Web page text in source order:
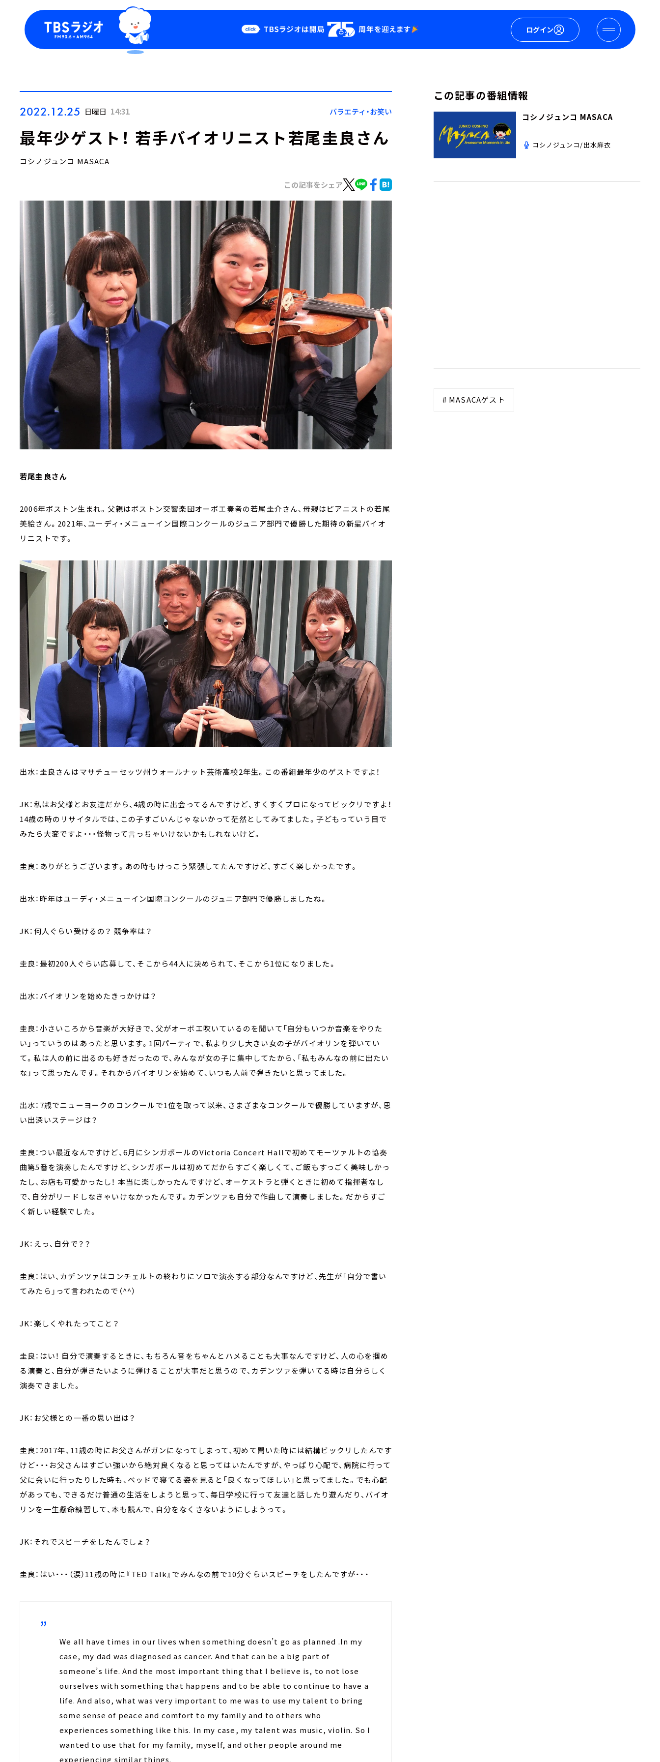
ログイン
Podcast
YouTube
会社情報
2022.12.25 日曜日 14:31 バラエティ・お笑い
最年少ゲスト！ 若手バイオリニスト若尾圭良さん
コシノジュンコ MASACA
この記事をシェア
若尾圭良さん
2006年ボストン生まれ。父親はボストン交響楽団オーボエ奏者の若尾圭介さん、母親はピアニストの若尾
美絵さん。2021年、ユーディ・メニューイン国際コンクールのジュニア部門で優勝した期待の新星バイオ
リニストです。
出水：圭良さんはマサチューセッツ州ウォールナット芸術高校2年生。この番組最年少のゲストですよ！
JK：私はお父様とお友達だから、4歳の時に出会ってるんですけど、すくすくプロになってビックリですよ！
14歳の時のリサイタルでは、この子すごいんじゃないかって茫然としてみてました。子どもっていう目で
みたら大変ですよ・・・怪物って言っちゃいけないかもしれないけど。
圭良：ありがとうございます。あの時もけっこう緊張してたんですけど、すごく楽しかったです。
出水：昨年はユーディ・メニューイン国際コンクールのジュニア部門で優勝しましたね。
JK：何人ぐらい受けるの？ 競争率は？
圭良：最初200人ぐらい応募して、そこから44人に決められて、そこから1位になりました。
出水：バイオリンを始めたきっかけは？
圭良：小さいころから音楽が大好きで、父がオーボエ吹いているのを聞いて「自分もいつか音楽をやりた
い」っていうのはあったと思います。1回パーティで、私より少し大きい女の子がバイオリンを弾いてい
て。私は人の前に出るのも好きだったので、みんなが女の子に集中してたから、「私もみんなの前に出たい
な」って思ったんです。それからバイオリンを始めて、いつも人前で弾きたいと思ってました。
出水：7歳でニューヨークのコンクールで1位を取って以来、さまざまなコンクールで優勝していますが、思
い出深いステージは？
圭良：つい最近なんですけど、6月にシンガポールのVictoria Concert Hallで初めてモーツァルトの協奏
曲第5番を演奏したんですけど、シンガポールは初めてだからすごく楽しくて、ご飯もすっごく美味しかっ
たし、お店も可愛かったし！ 本当に楽しかったんですけど、オーケストラと弾くときに初めて指揮者なし
で、自分がリードしなきゃいけなかったんです。カデンツァも自分で作曲して演奏しました。だからすご
く新しい経験でした。
JK：えっ、自分で？？
圭良：はい、カデンツァはコンチェルトの終わりにソロで演奏する部分なんですけど、先生が「自分で書い
てみたら」って言われたので（^^）
JK：楽しくやれたってこと？
圭良：はい！ 自分で演奏するときに、もちろん音をちゃんとハメることも大事なんですけど、人の心を掴め
る演奏と、自分が弾きたいように弾けることが大事だと思うので、カデンツァを弾いてる時は自分らしく
演奏できました。
JK：お父様との一番の思い出は？
圭良：2017年、11歳の時にお父さんがガンになってしまって、初めて聞いた時には結構ビックリしたんです
けど・・・お父さんはすごい強いから絶対良くなると思ってはいたんですが、やっぱり心配で、病院に行って
父に会いに行ったりした時も、ベッドで寝てる姿を見ると「良くなってほしい」と思ってました。でも心配
があっても、できるだけ普通の生活をしようと思って、毎日学校に行って友達と話したり遊んだり、バイオ
リンを一生懸命練習して、本も読んで、自分をなくさないようにしようって。
JK：それでスピーチをしたんでしょ？
圭良：はい・・・（涙）11歳の時に『TED Talk』でみんなの前で10分ぐらいスピーチをしたんですが・・・
We all have times in our lives when something doesn’t go as planned .In my
case, my dad was diagnosed as cancer. And that can be a big part of
someone’s life. And the most important thing that I believe is, to not lose
ourselves with something that happens and to be able to continue to have a
life. And also, what was very important to me was to use my talent to bring
some sense of peace and comfort to my family and to others who
experiences something like this. In my case, my talent was music, violin. So I
wanted to use that for my family, myself, and other people around me
experiencing similar things.
この記事の番組情報
コシノジュンコ MASACA
コシノジュンコ/出水麻衣
# MASACAゲスト